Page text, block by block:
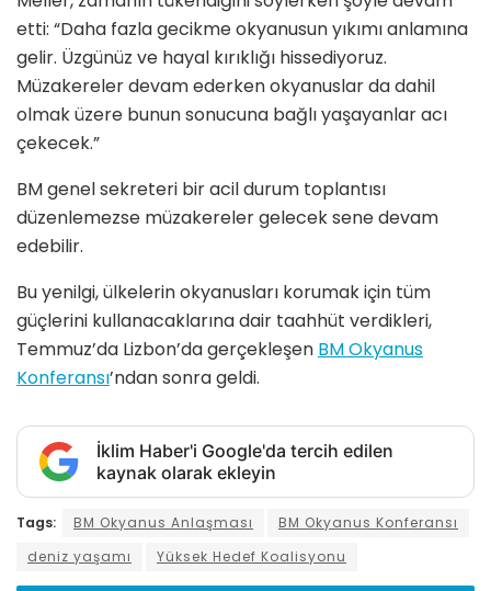
etti: “Daha fazla gecikme okyanusun yıkımı anlamına
gelir. Üzgünüz ve hayal kırıklığı hissediyoruz.
Müzakereler devam ederken okyanuslar da dahil
olmak üzere bunun sonucuna bağlı yaşayanlar acı
çekecek.”
BM genel sekreteri bir acil durum toplantısı
düzenlemezse müzakereler gelecek sene devam
edebilir.
Bu yenilgi, ülkelerin okyanusları korumak için tüm
güçlerini kullanacaklarına dair taahhüt verdikleri,
Temmuz’da Lizbon’da gerçekleşen BM Okyanus
Konferansı’ndan sonra geldi.
İklim Haber'i Google'da tercih edilen
kaynak olarak ekleyin
Tags: BM Okyanus Anlaşması
BM Okyanus Konferansı
deniz yaşamı
Yüksek Hedef Koalisyonu